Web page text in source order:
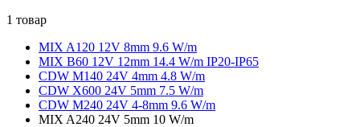
1 товар
MIX A120 12V 8mm 9.6 W/m
MIX B60 12V 12mm 14.4 W/m IP20-IP65
CDW M140 24V 4mm 4.8 W/m
CDW X600 24V 5mm 7.5 W/m
CDW M240 24V 4-8mm 9.6 W/m
MIX A240 24V 5mm 10 W/m